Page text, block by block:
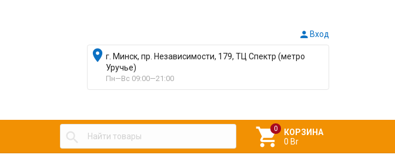
Вход
г. Минск, пр. Независимости, 179, ТЦ Спектр (метро
Уручье)
Пн—Вс 09:00—21:00
 
КОРЗИНА
0 Br